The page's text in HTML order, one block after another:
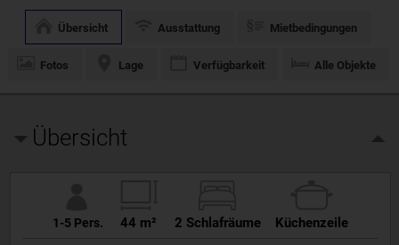
Übersicht Ausstattung Mietbedingungen
Fotos Lage Verfügbarkeit Alle Objekte
Übersicht
1-5 Pers. 44 m² 2 Schlafräume Küchenzeile